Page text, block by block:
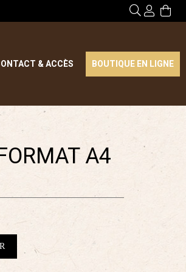
& ACCÈS BOUTIQUE EN LIGNE
A4